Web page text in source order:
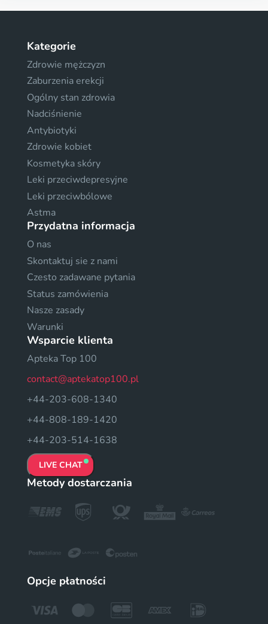
Kategorie
Zdrowie mężczyzn
Zaburzenia erekcji
Ogólny stan zdrowia
Nadciśnienie
Antybiotyki
Zdrowie kobiet
Kosmetyka skóry
Leki przeciwdepresyjne
Leki przeciwbólowe
Astma
Przydatna informacja
O nas
Skontaktuj sie z nami
Czesto zadawane pytania
Status zamówienia
Nasze zasady
Warunki
Wsparcie klienta
Apteka Top 100
contact@aptekatop100.pl
+44-203-608-1340
+44-808-189-1420
+44-203-514-1638
LIVE CHAT
Metody dostarczania
Opcje płatności